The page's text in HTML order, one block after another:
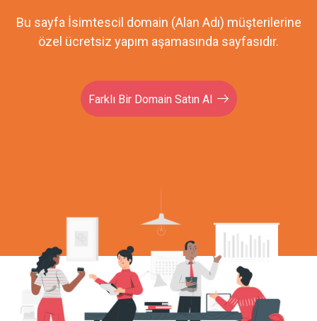
Bu sayfa İsimtescil domain (Alan Adı) müşterilerine
özel ücretsiz yapım aşamasında sayfasıdır.
Farklı Bir Domain Satın Al